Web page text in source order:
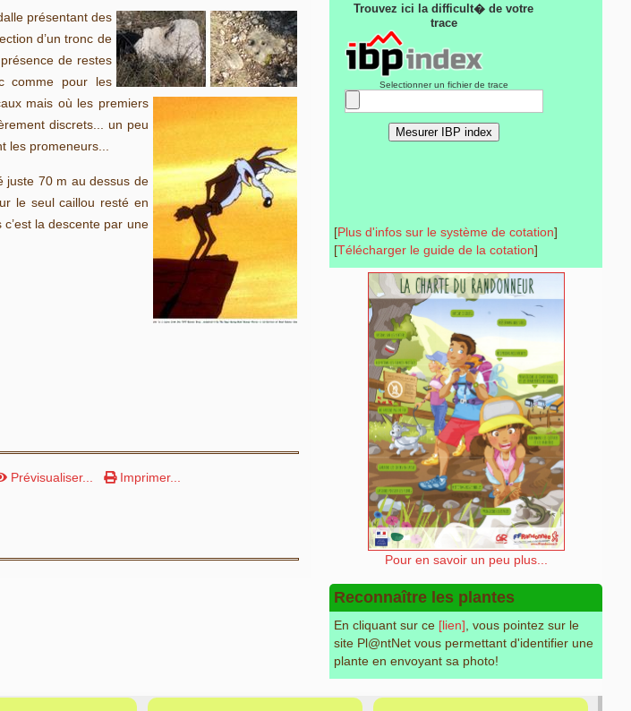
présentant des
d’un tronc de
de restes
comme pourles
mais où les premiers
discrets... un peu
les promeneurs...
juste 70 m au dessus de
le seul caillou resté en
la descente par une
Prévisualiser... Imprimer...
[Plus d'infos sur le système de cotation]
[Télécharger le guide de la cotation]
Pour en savoir un peu plus...
Reconnaître les plantes
En cliquant sur ce [lien] , vous pointez sur le
site Pl@ntNet vous permettant d'identifier une
plante en envoyant sa photo!